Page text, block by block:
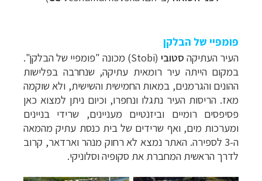
פומפיי של הבלקן
העיר העתיקה סטובי (
Stobi) מכונה "פומפיי של הבלקן".
במקום הייתה עיר רומאית עתיקה, שנחרבה בפלישות
ההונים והגרמנים, במאות החמישית והשישית, ולא שוקמה
מאז. הריסות העיר נתגלו ונחפרו, וכיום ניתן למצוא כאן
פסיפסים רומיים וביזנטיים מעניינים, שרידי בניינים
ומערכות מים, ואף שרידים של בית כנסת עתיק מהמאה
ה-3 לספירה. האתר נמצא לא רחוק מנהר וארדאר, קרוב
לדרך הראשית המחברת את סקופיה וסלוניקי.